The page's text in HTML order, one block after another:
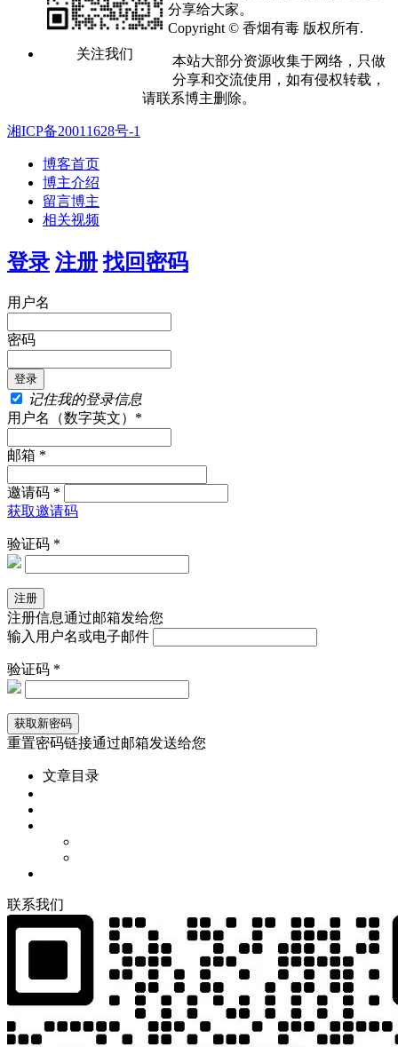
关注我们
分享给大家。
Copyright © 香烟有毒 版权所有.
本站大部分资源收集于网络，只做
分享和交流使用，如有侵权转载，
请联系博主删除。
湘ICP备20011628号-1
博客首页
博主介绍
留言博主
相关视频
登录 注册 找回密码
用户名
密码
记住我的登录信息
用户名（数字英文）*
邮箱 *
邀请码 *
获取邀请码
验证码 *
注册信息通过邮箱发给您
输入用户名或电子邮件
验证码 *
重置密码链接通过邮箱发送给您
文章目录
联系我们